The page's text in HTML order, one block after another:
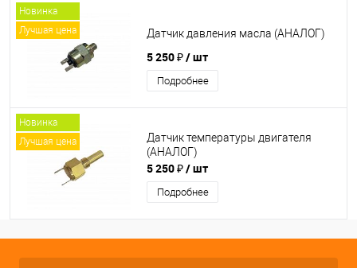
Новинка
Лучшая цена
Датчик давления масла (АНАЛОГ)
5 250 ₽/ шт
Подробнее
Новинка
Лучшая цена
Датчик температуры двигателя
(АНАЛОГ)
5 250 ₽/ шт
Подробнее